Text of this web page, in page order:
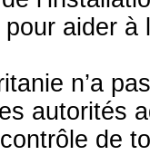
pour aider
n’a
autorités
de